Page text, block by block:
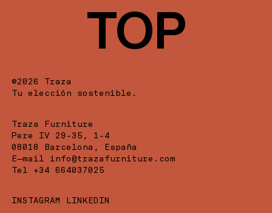
TOP
©2026 Traza
Tu elección sostenible.
Traza Furniture
Pere IV 29-35, 1-4
08018 Barcelona, España
E—mail info@trazafurniture.com
Tel +34 664037025
INSTAGRAM LINKEDIN